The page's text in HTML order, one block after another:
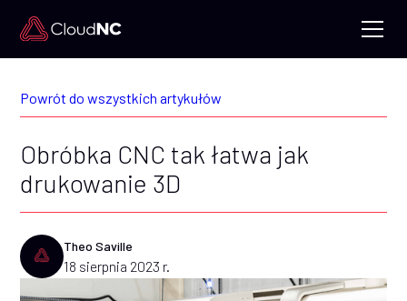
Powrót do wszystkich artykułów
Obróbka CNC tak łatwa jak
drukowanie 3D
Theo Saville
18 sierpnia 2023 r.